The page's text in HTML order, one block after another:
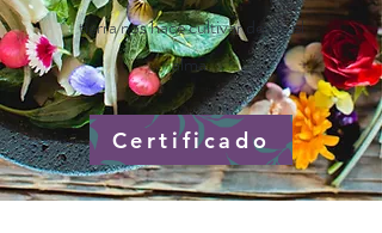
tierra nos hace cultivar desde el
alma.
Certificado